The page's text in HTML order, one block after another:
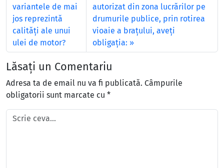
variantele de mai
jos reprezintă
calităţi ale unui
ulei de motor?
autorizat din zona lucrărilor pe
drumurile publice, prin rotirea
vioaie a braţului, aveţi
obligaţia:
Lăsați un Comentariu
Adresa ta de email nu va fi publicată. Câmpurile
obligatorii sunt marcate cu *